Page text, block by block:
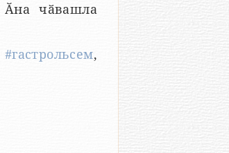
Ӑна чӑвашла
#гастрольсем,